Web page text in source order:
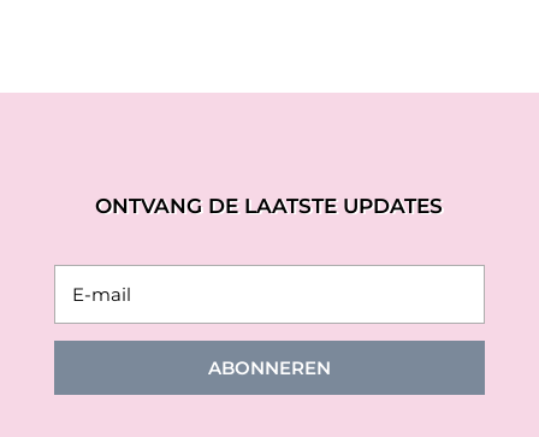
ONTVANG DE LAATSTE UPDATES
ABONNEREN